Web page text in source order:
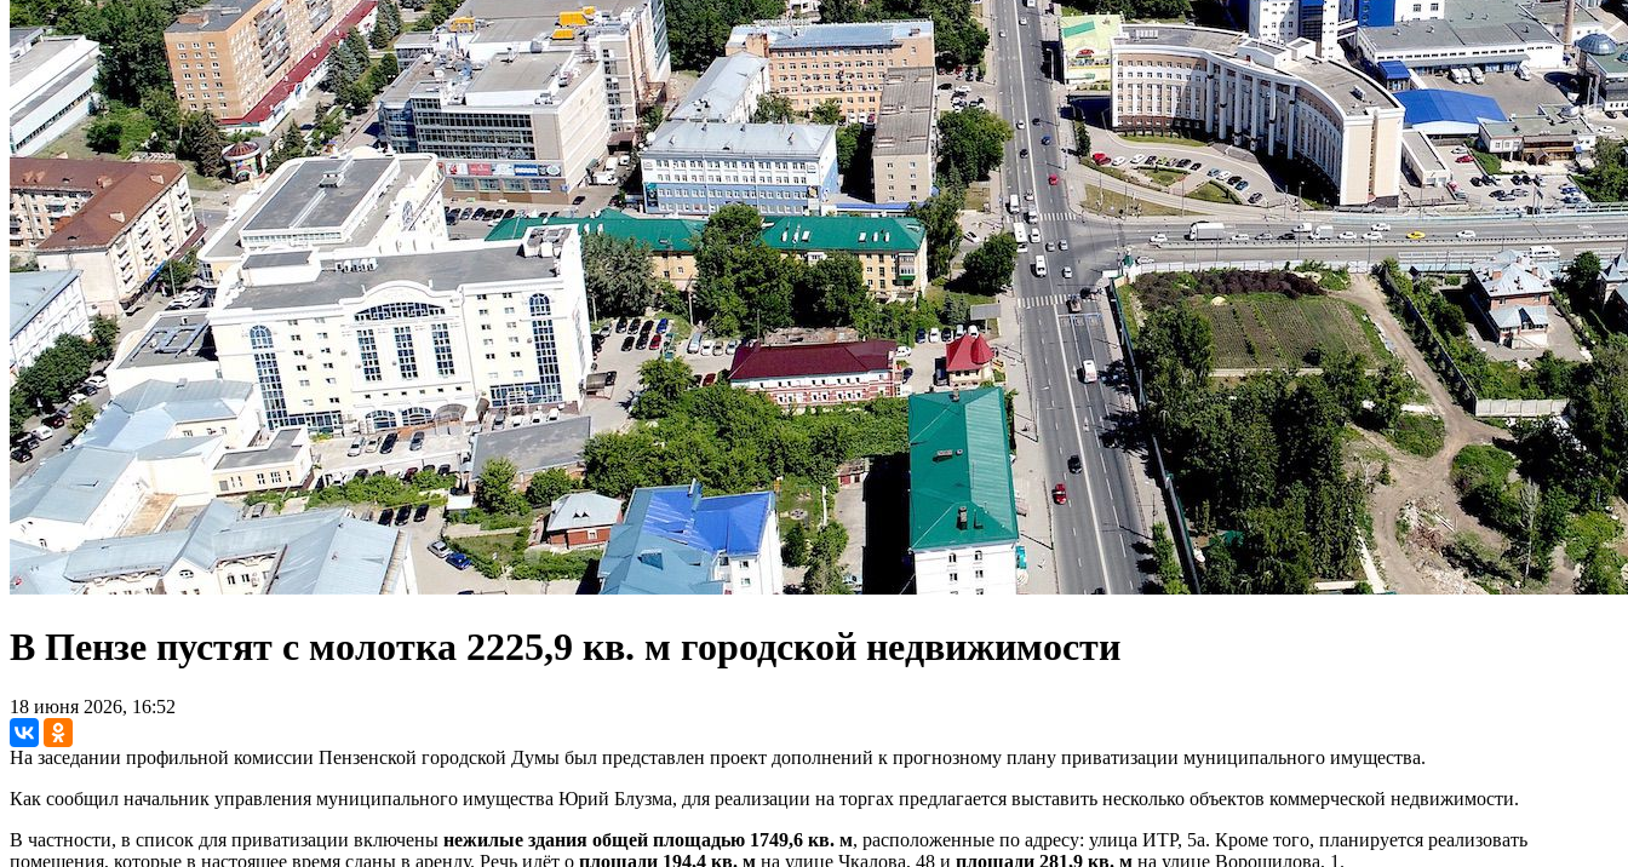
В Пензе пустят с молотка 2225,9 кв. м городской недвижимости
18 июня 2026, 16:52
На заседании профильной комиссии Пензенской городской Думы был представлен проект дополнений к прогнозному плану приватизации муниципального имущества.
Как сообщил начальник управления муниципального имущества Юрий Блузма, для реализации на торгах предлагается выставить несколько объектов коммерческой недвижимости.
В частности, в список для приватизации включены нежилые здания общей площадью 1749,6 кв. м, расположенные по адресу: улица ИТР, 5а. Кроме того, планируется реализовать
помещения, которые в настоящее время сданы в аренду. Речь идёт о площади 194,4 кв. м на улице Чкалова, 48 и площади 281,9 кв. м на улице Ворошилова, 1.